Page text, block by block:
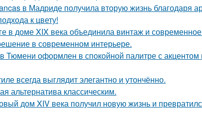
в Мадриде получила вторую жизнь благодаря
к цвету!
в доме XIX века объединила винтаж и современное
в современном интерьере.
Тюмени оформлен в спокойной палитре с
всегда выглядит элегантно и утончённо.
альтернатива классическим.
дом XIV века получил новую жизнь и